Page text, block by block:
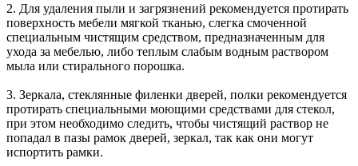
2. Для удаления пыли и загрязнений рекомендуется протирать
поверхность мебели мягкой тканью, слегка смоченной
специальным чистящим средством, предназначенным для
ухода за мебелью, либо теплым слабым водным раствором
мыла или стирального порошка.
3. Зеркала, стеклянные филенки дверей, полки рекомендуется
протирать специальными моющими средствами для стекол,
при этом необходимо следить, чтобы чистящий раствор не
попадал в пазы рамок дверей, зеркал, так как они могут
испортить рамки.